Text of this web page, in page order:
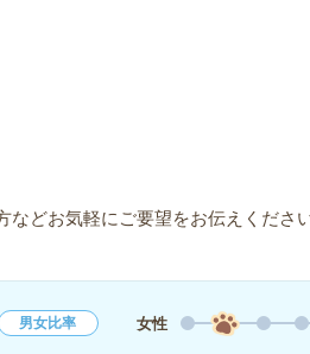
どお気軽にご要望をお伝えください
男女比率 女性